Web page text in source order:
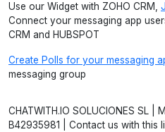
Use our Widget with ZOHO CRM,
Connect your messaging app
CRM and HUBSPOT
Create Polls for your messaging
messaging group
CHATWITH.IO SOLUCIONES SL |
B42935981 | Contact us with this